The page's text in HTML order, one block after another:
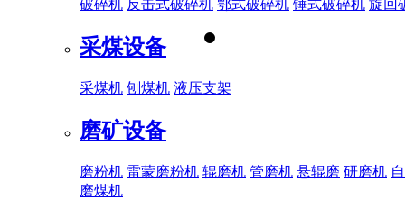
破碎机 反击式破碎机 鄂式破碎机 锤式破碎机 旋回
采煤设备
采煤机 刨煤机 液压支架
磨矿设备
磨粉机 雷蒙磨粉机 辊磨机 管磨机 悬辊磨 研磨机
磨煤机